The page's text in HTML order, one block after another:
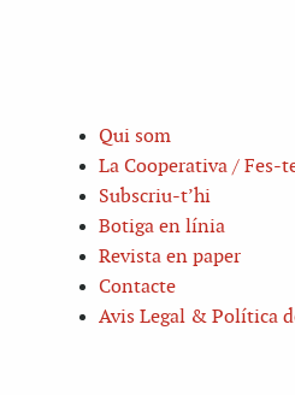
Qui som
La Cooperativa / Fes-
Subscriu-t’hi
Botiga en línia
Revista en paper
Contacte
Avis Legal & Política